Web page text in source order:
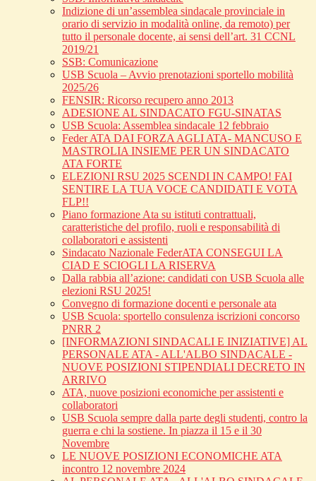
Indizione di un’assemblea sindacale provinciale in
orario di servizio in modalità online, da remoto) per
tutto il personale docente, ai sensi dell’art. 31 CCNL
2019/21
SSB: Comunicazione
USB Scuola – Avvio prenotazioni sportello mobilità
2025/26
FENSIR: Ricorso recupero anno 2013
ADESIONE AL SINDACATO FGU-SINATAS
USB Scuola: Assemblea sindacale 12 febbraio
Feder ATA DAI FORZA AGLI ATA- MANCUSO E
MASTROLIA INSIEME PER UN SINDACATO
ATA FORTE
ELEZIONI RSU 2025 SCENDI IN CAMPO! FAI
SENTIRE LA TUA VOCE CANDIDATI E VOTA
FLP!!
Piano formazione Ata su istituti contrattuali,
caratteristiche del profilo, ruoli e responsabilità di
collaboratori e assistenti
Sindacato Nazionale FederATA CONSEGUI LA
CIAD E SCIOGLI LA RISERVA
Dalla rabbia all’azione: candidati con USB Scuola alle
elezioni RSU 2025!
Convegno di formazione docenti e personale ata
USB Scuola: sportello consulenza iscrizioni concorso
PNRR 2
[INFORMAZIONI SINDACALI E INIZIATIVE] AL
PERSONALE ATA - ALL'ALBO SINDACALE -
NUOVE POSIZIONI STIPENDIALI DECRETO IN
ARRIVO
ATA, nuove posizioni economiche per assistenti e
collaboratori
USB Scuola sempre dalla parte degli studenti, contro la
guerra e chi la sostiene. In piazza il 15 e il 30
Novembre
LE NUOVE POSIZIONI ECONOMICHE ATA
incontro 12 novembre 2024